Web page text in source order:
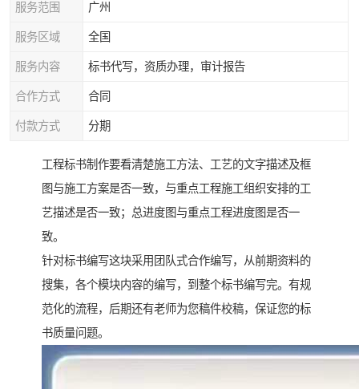
服务范围 广州
服务区域 全国
服务内容 标书代写，资质办理，审计报告
合作方式 合同
付款方式 分期
工程标书制作要看清楚施工方法、工艺的文字描述及框
图与施工方案是否一致，与重点工程施工组织安排的工
艺描述是否一致；总进度图与重点工程进度图是否一
致。
针对标书编写这块采用团队式合作编写，从前期资料的
搜集，各个模块内容的编写，到整个标书编写完。有规
范化的流程，后期还有老师为您稿件校稿，保证您的标
书质量问题。